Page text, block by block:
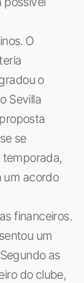
O
o
Sevilla
se
temporada,
um acordo
financeiros.
um
as
do clube,